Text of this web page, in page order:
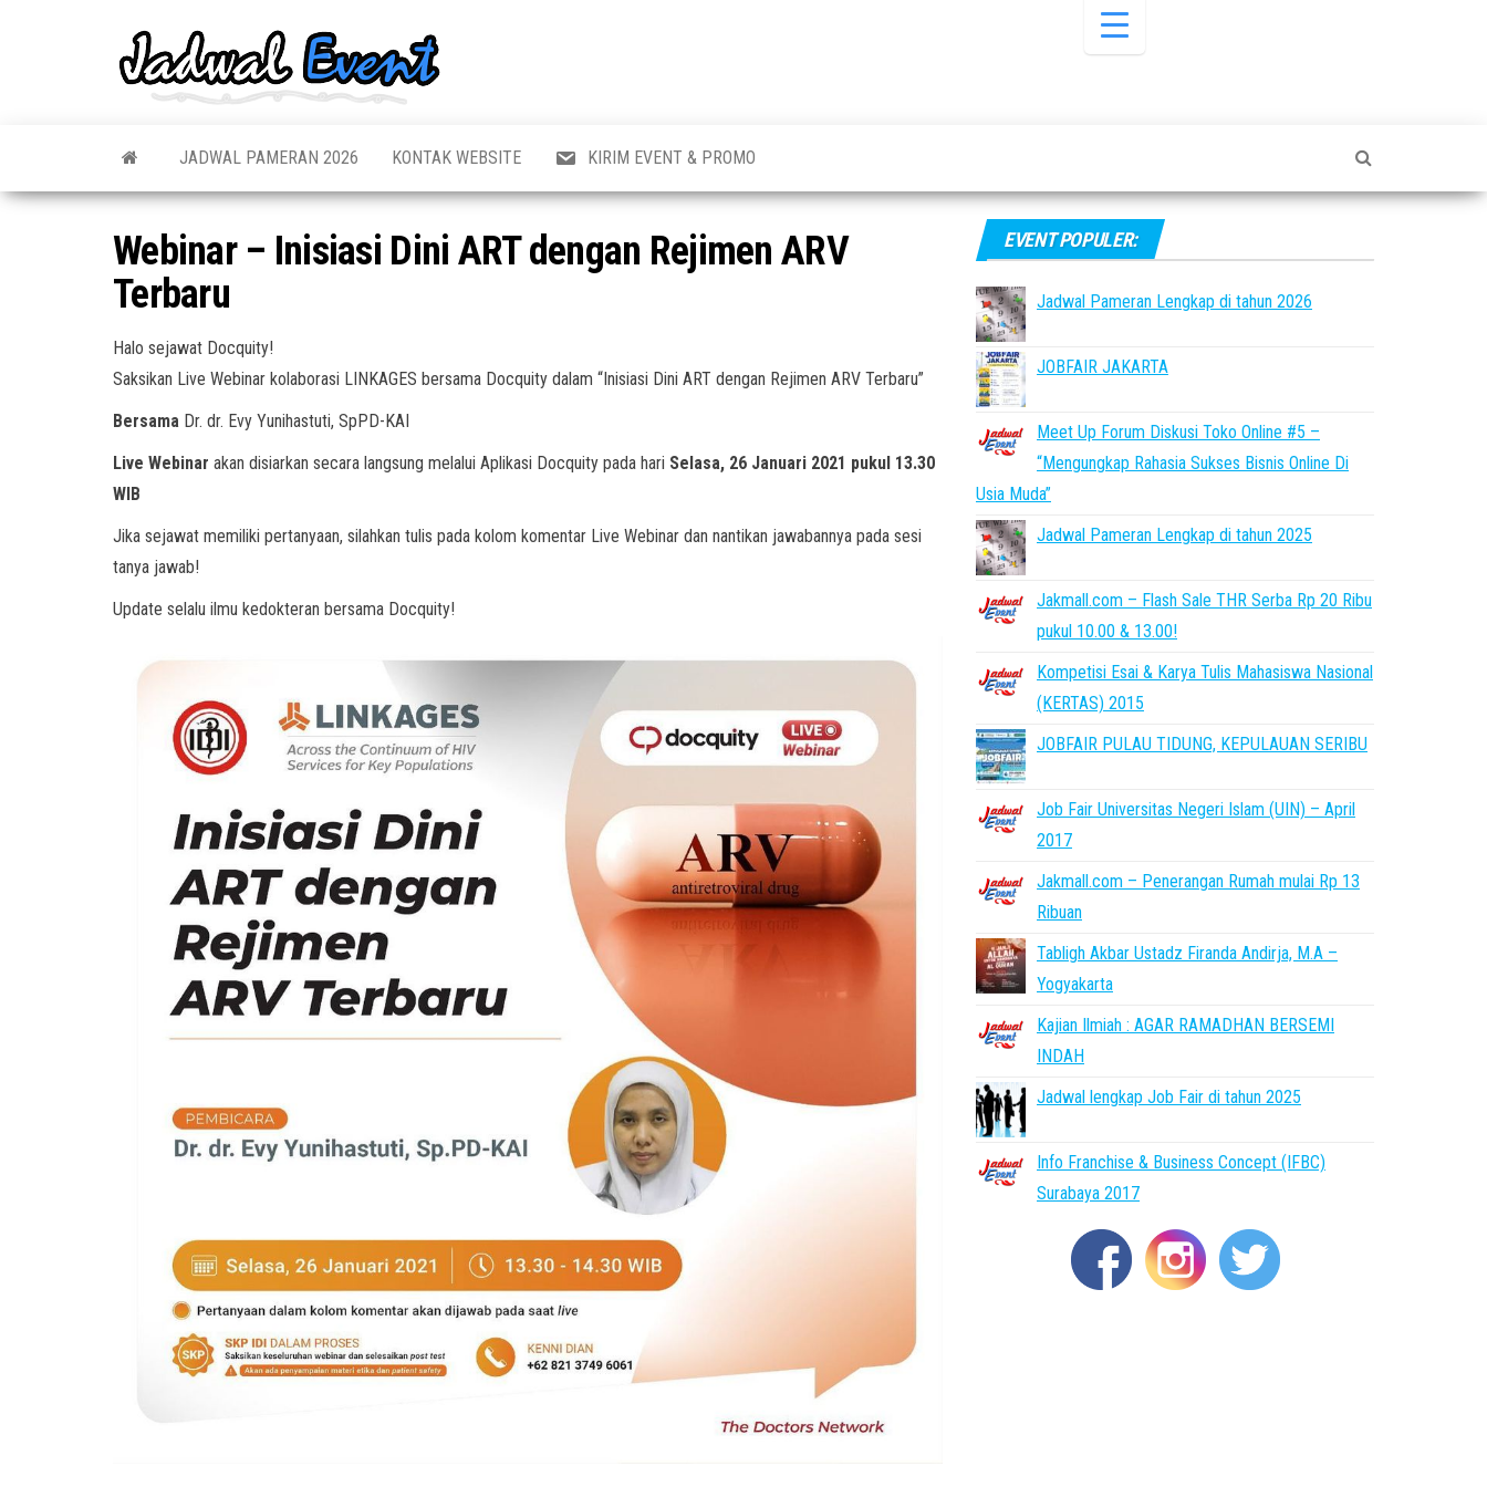
Pameran,
Acara &
Terbaru
Seminar,
Bazaar,
Job Fair,
Lomba dll.
JADWAL PAMERAN 2026 KONTAK WEBSITE KIRIM EVENT & PROMO
Webinar – Inisiasi Dini ART dengan Rejimen ARV
Terbaru
Halo sejawat Docquity!
Saksikan Live Webinar kolaborasi LINKAGES bersama Docquity dalam “Inisiasi Dini ART dengan Rejimen ARV Terbaru”
Bersama Dr. dr. Evy Yunihastuti, SpPD-KAI
Live Webinar akan disiarkan secara langsung melalui Aplikasi Docquity pada hari Selasa, 26 Januari 2021 pukul 13.30
WIB
Jika sejawat memiliki pertanyaan, silahkan tulis pada kolom komentar Live Webinar dan nantikan jawabannya pada sesi
tanya jawab!
Update selalu ilmu kedokteran bersama Docquity!
EVENT POPULER:
Jadwal Pameran Lengkap di tahun 2026
JOBFAIR JAKARTA
Meet Up Forum Diskusi Toko Online #5 –
“Mengungkap Rahasia Sukses Bisnis Online Di
Usia Muda”
Jadwal Pameran Lengkap di tahun 2025
Jakmall.com – Flash Sale THR Serba Rp 20 Ribu
pukul 10.00 & 13.00!
Kompetisi Esai & Karya Tulis Mahasiswa Nasional
(KERTAS) 2015
JOBFAIR PULAU TIDUNG, KEPULAUAN SERIBU
Job Fair Universitas Negeri Islam (UIN) – April
2017
Jakmall.com – Penerangan Rumah mulai Rp 13
Ribuan
Tabligh Akbar Ustadz Firanda Andirja, M.A –
Yogyakarta
Kajian Ilmiah : AGAR RAMADHAN BERSEMI
INDAH
Jadwal lengkap Job Fair di tahun 2025
Info Franchise & Business Concept (IFBC)
Surabaya 2017